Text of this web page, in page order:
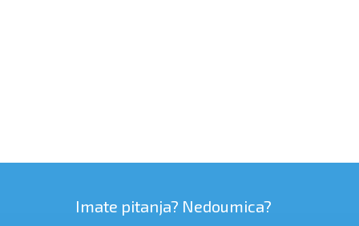
Imate pitanja? Nedoumica?